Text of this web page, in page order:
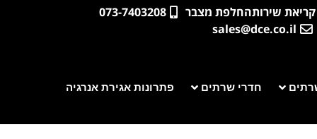
קריאת שירותהחלפת מצבר
073-7403208
sales@dce.co.il
חדרי שרתים פתרונות אגירת אנרגיה